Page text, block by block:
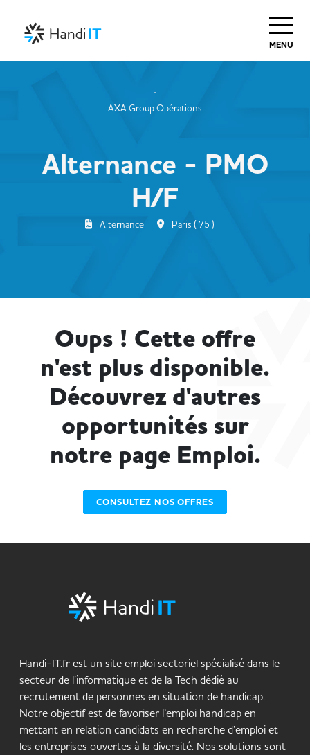
MENU
AXA Group Opérations
Alternance - PMO
H/F
Alternance Paris ( 75 )
Oups ! Cette offre
n'est plus disponible.
Découvrez d'autres
opportunités sur
notre page Emploi.
CONSULTEZ NOS OFFRES
Handi-IT.fr est un site emploi sectoriel spécialisé dans le
secteur de l’informatique et de la Tech dédié au
recrutement de personnes en situation de handicap.
Notre objectif est de favoriser l’emploi handicap en
mettant en relation candidats en recherche d’emploi et
les entreprises ouvertes à la diversité. Nos solutions sont